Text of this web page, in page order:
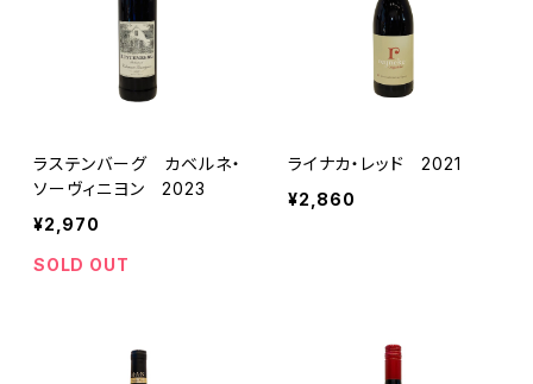
ラステンバーグ カベルネ・
ソーヴィニヨン 2023
¥2,970
SOLD OUT
ライナカ・レッド 2021
¥2,860